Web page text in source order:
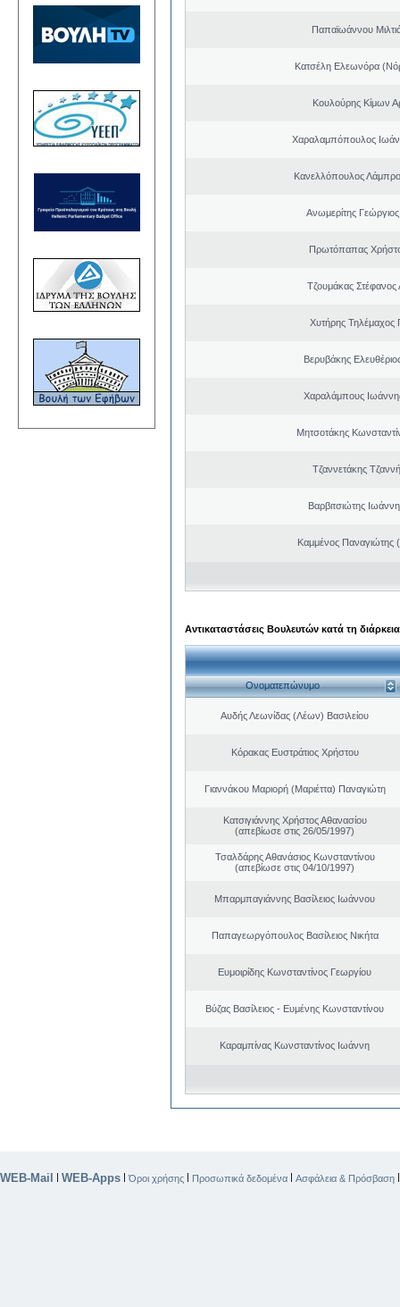
Παπαϊωάννου
Κατσέλη Ελεωνόρα
Κουλούρης Κίμων
Χαραλαμπόπουλος
Κανελλόπουλος
Ανωμερίτης
Πρωτόπαπας
Τζουμάκας Στέφανος
Χυτήρης Τηλέμαχος
Βερυβάκης
Χαραλάμπους
Μητσοτάκης
Τζαννετάκης
Βαρβιτσιώτης
Καμμένος Παναγιώτης
Αντικαταστάσεις Βουλευτών κατά τη
Ονοματεπώνυμο
Αυδής Λεωνίδας (Λέων) Βασιλείου
Κόρακας Ευστράτιος Χρήστου
Γιαννάκου Μαριορή (Μαριέττα) Παναγιώτη
Κατσιγιάννης Χρήστος Αθανασίου
(απεβίωσε στις 26/05/1997)
Τσαλδάρης Αθανάσιος Κωνσταντίνου
(απεβίωσε στις 04/10/1997)
Μπαρμπαγιάννης Βασίλειος Ιωάννου
Παπαγεωργόπουλος Βασίλειος Νικήτα
Ευμοιρίδης Κωνσταντίνος Γεωργίου
Βύζας Βασίλειος - Ευμένης Κωνσταντίνου
Καραμπίνας Κωνσταντίνος Ιωάννη
WEB-Mail | WEB-Apps |Όροι χρήσης | Προσωπικά δεδομένα | Ασφάλεια & Πρόσβαση